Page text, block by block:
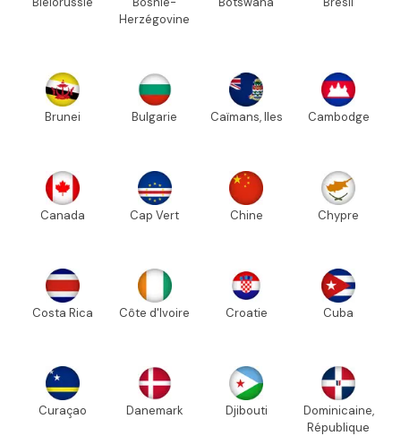
Herzégovine
Brunei Bulgarie Caïmans, Iles Cambodge
Canada Cap Vert Chine Chypre
Costa Rica Côte d'Ivoire Croatie Cuba
Curaçao Danemark Djibouti
Dominicaine,
République